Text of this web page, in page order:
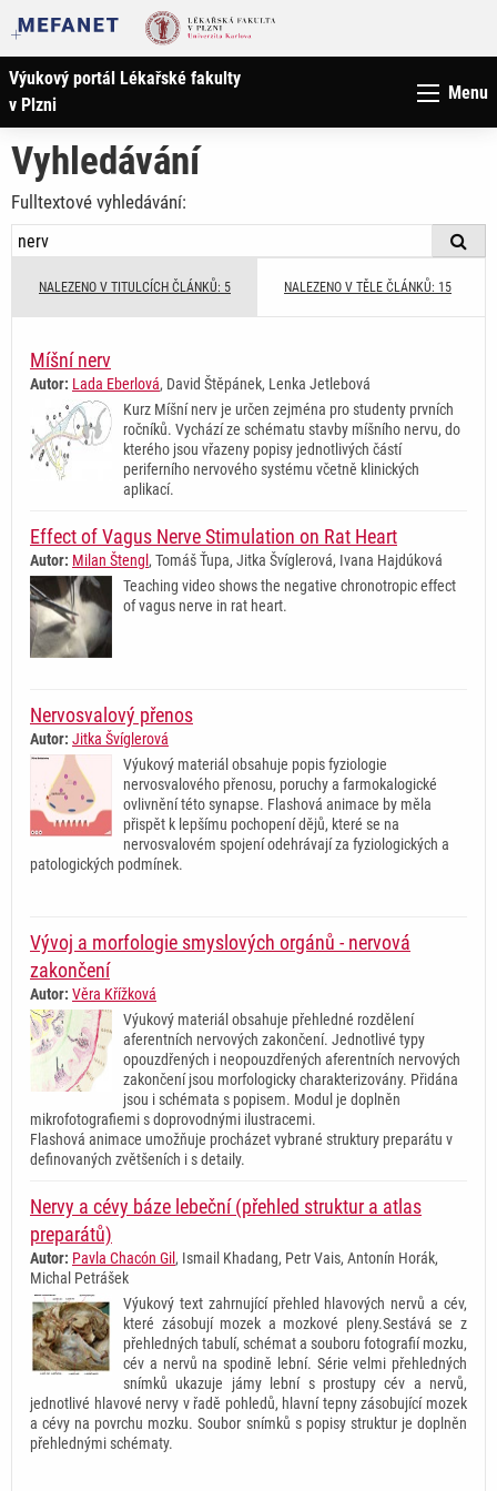
Výukový portál Lékařské fakulty
v Plzni
Menu
Vyhledávání
Fulltextové vyhledávání:
NALEZENO V TITULCÍCH ČLÁNKŮ: 5 NALEZENO V TĚLE ČLÁNKŮ: 15
Míšní nerv
Autor: Lada Eberlová, David Štěpánek, Lenka Jetlebová
Kurz Míšní nerv je určen zejména pro studenty prvních
ročníků. Vychází ze schématu stavby míšního nervu, do
kterého jsou vřazeny popisy jednotlivých částí
periferního nervového systému včetně klinických
aplikací.
Effect of Vagus Nerve Stimulation on Rat Heart
Autor: Milan Štengl , Tomáš Ťupa, Jitka Švíglerová, Ivana Hajdúková
Teaching video shows the negative chronotropic effect
of vagus nerve in rat heart.
Nervosvalový přenos
Autor: Jitka Švíglerová
Výukový materiál obsahuje popis fyziologie
nervosvalového přenosu, poruchy a farmokalogické
ovlivnění této synapse. Flashová animace by měla
přispět k lepšímu pochopení dějů, které se na
nervosvalovém spojení odehrávají za fyziologických a
patologických podmínek.
Vývoj a morfologie smyslových orgánů - nervová
zakončení
Autor: Věra Křížková
Výukový materiál obsahuje přehledné rozdělení
aferentních nervových zakončení. Jednotlivé typy
opouzdřených i neopouzdřených aferentních nervových
zakončení jsou morfologicky charakterizovány. Přidána
jsou i schémata s popisem. Modul je doplněn
mikrofotografiemi s doprovodnými ilustracemi.
Flashová animace umožňuje procházet vybrané struktury preparátu v
definovaných zvětšeních i s detaily.
Nervy a cévy báze lebeční (přehled struktur a atlas
preparátů)
Autor: Pavla Chacón Gil, Ismail Khadang, Petr Vais, Antonín Horák,
Michal Petrášek
Výukový text zahrnující přehled hlavových nervů a cév,
které zásobují mozek a mozkové pleny.Sestává se z
přehledných tabulí, schémat a souboru fotografií mozku,
cév a nervů na spodině lební. Série velmi přehledných
snímků ukazuje jámy lební s prostupy cév a nervů,
jednotlivé hlavové nervy v řadě pohledů, hlavní tepny zásobující mozek
a cévy na povrchu mozku. Soubor snímků s popisy struktur je doplněn
přehlednými schématy.